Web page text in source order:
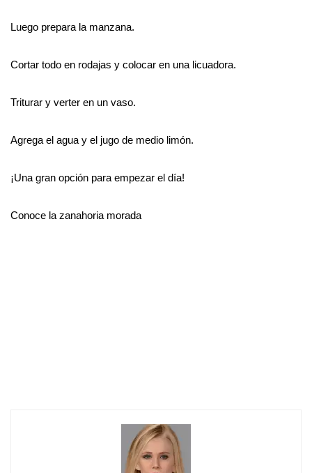
Luego prepara la manzana.
Cortar todo en rodajas y colocar en una licuadora.
Triturar y verter en un vaso.
Agrega el agua y el jugo de medio limón.
¡Una gran opción para empezar el día!
Conoce la zanahoria morada